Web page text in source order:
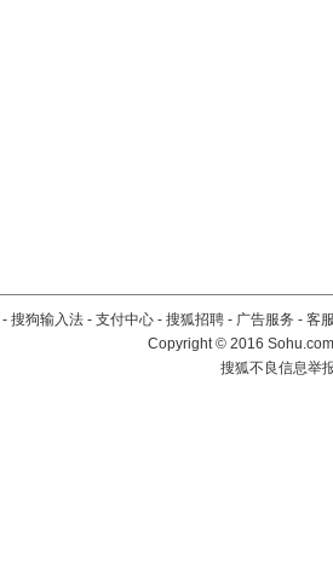
- 搜狗输入法 - 支付中心 - 搜狐招聘 - 广告服务 - 客
Copyright©2016
搜狐不良信息举